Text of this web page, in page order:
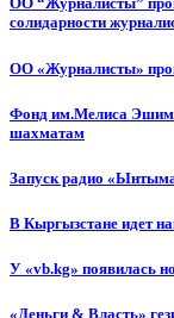
солидарности
ОО «Журналисты»
Фонд им.Мелиса
шахматам
Запуск радио
В Кыргызстане идет
У «vb.kg» появилась
«Деньги & Власть»